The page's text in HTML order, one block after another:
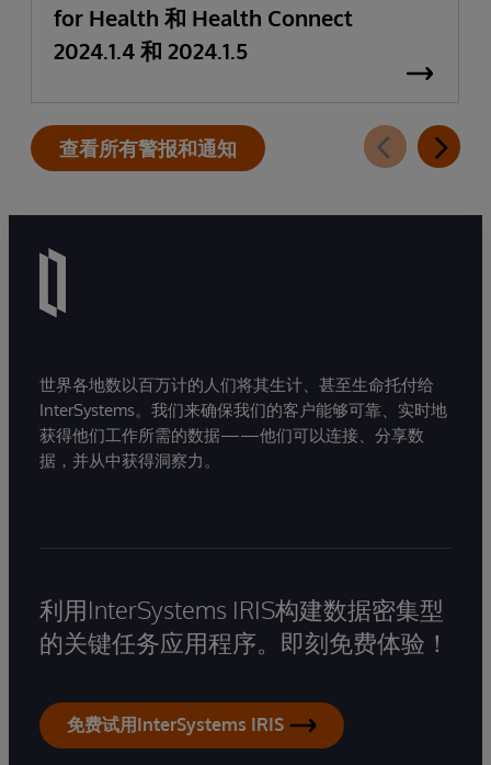
for Health 和 Health Connect
2024.1.4 和 2024.1.5
查看所有警报和通知
世界各地数以百万计的人们将其生计、甚至生命托付给
InterSystems。我们来确保我们的客户能够可靠、实时地
获得他们工作所需的数据——他们可以连接、分享数
据，并从中获得洞察力。
利用InterSystems IRIS构建数据密集型
的关键任务应用程序。即刻免费体验！
免费试用InterSystems IRIS